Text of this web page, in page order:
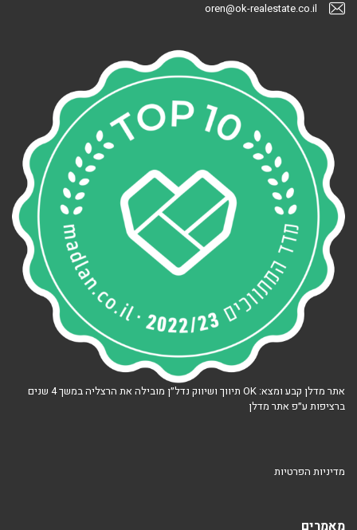
oren@ok-realestate.co.il
אתר מדלן קבע ומצא: OK תיווך ושיווק נדל״ן מובילה את הרצליה במשך 4 שנים
ברציפות ע״פ אתר מדלן
מדיניות הפרטיות
מאמרים